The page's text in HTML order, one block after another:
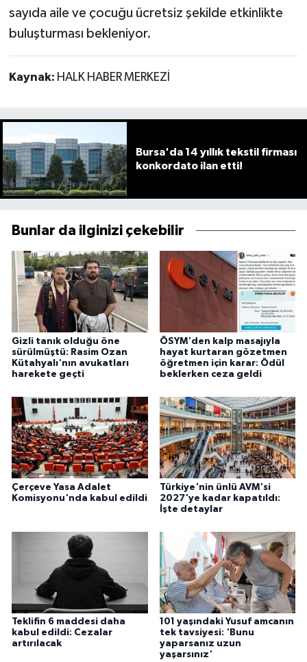
sayıda aile ve çocuğu ücretsiz şekilde etkinlikte
buluşturması bekleniyor.
Kaynak: HALK HABER MERKEZİ
Bursa'da 14 yıllık tekstil firması
konkordato ilan etti!
Bunlar da ilginizi çekebilir
Gizli tanık olduğu öne
sürülmüştü: Rasim Ozan
Kütahyalı'nın avukatları
harekete geçti
ÖSYM'den kalp masajıyla
hayat kurtaran gözetmen
öğretmen için karar: Ödül
beklerken ceza geldi
Çerçeve Yasa Adalet
Komisyonu'nda kabul edildi
Türkiye'nin ünlü AVM'si
2027'ye kadar kapatıldı:
İşte detaylar
Teklifin 6 maddesi daha
kabul edildi: Cezalar
artırılacak
101 yaşındaki Yusuf amcanın
tek tavsiyesi: 'Bunu
yaparsanız uzun
yaşarsınız'